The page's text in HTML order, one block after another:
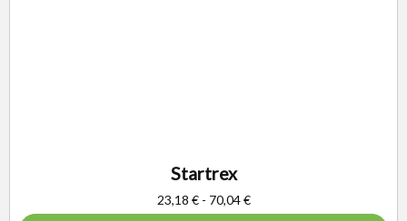
Startrex
23,18 € - 70,04€